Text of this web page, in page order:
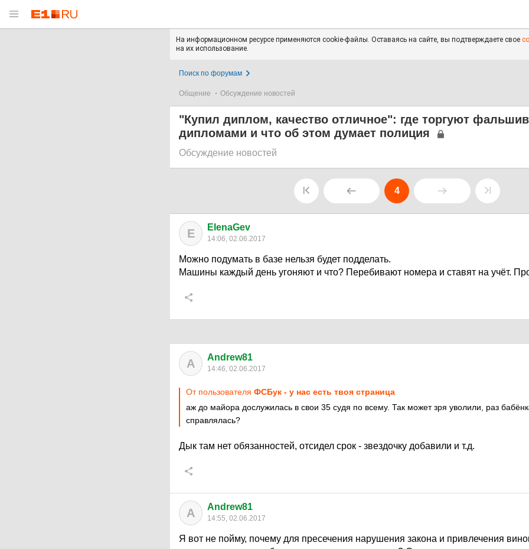
На информационном ресурсе применяются cookie-файлы. Оставаясь на сайте, вы подтверждаете свое
на их использование.
Поиск по форумам
Общение Обсуждение новостей
"Купил диплом, качество отличное": где торгуют
дипломами и что об этом думает полиция
Обсуждение новостей
4
E ElenaGev
14:06, 02.06.2017
Можно подумать в базе нельзя будет подделать.
Машины каждый день угоняют и что? Перебивают номера и ставят на учёт.
A Andrew81
14:46, 02.06.2017
От пользователя ФСБук - у нас есть твоя страница
аж до майора дослужилась в свои 35 судя по всему. Так может зря уволили, раз
справлялась?
Дык там нет обязанностей, отсидел срок - звездочку добавили и т.д.
A Andrew81
14:55, 02.06.2017
Я вот не пойму, почему для пресечения нарушения закона и привлечения